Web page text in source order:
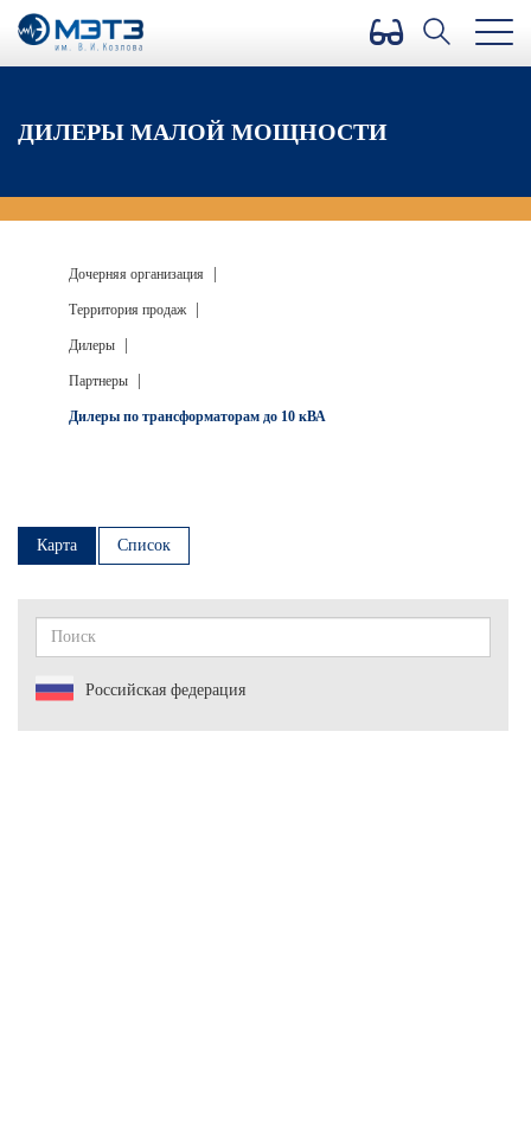
Версия для слабовидящих
ДИЛЕРЫ МАЛОЙ МОЩНОСТИ
Дочерняя организация
Территория продаж
Дилеры
Партнеры
Дилеры по трансформаторам до 10 кВА
Карта Список
Российская федерация